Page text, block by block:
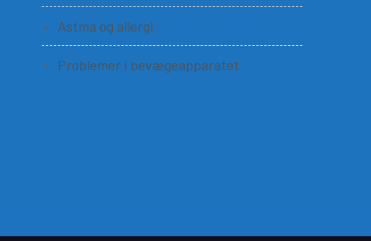
Astma og allergi
Problemer i bevægeapparatet